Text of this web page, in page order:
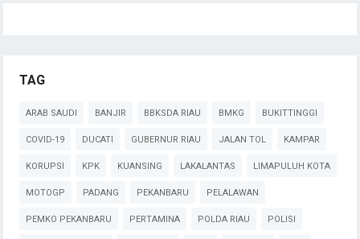
TAG
ARAB SAUDI BANJIR BBKSDA RIAU BMKG BUKITTINGGI
COVID-19 DUCATI GUBERNUR RIAU JALAN TOL KAMPAR
KORUPSI KPK KUANSING LAKALANTAS LIMAPULUH KOTA
MOTOGP PADANG PEKANBARU PELALAWAN
PEMKO PEKANBARU PERTAMINA POLDA RIAU POLISI